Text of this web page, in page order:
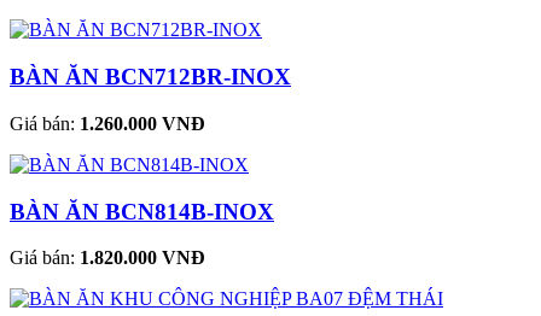
BÀN ĂN BCN712BR-INOX
Giá bán: 1.260.000 VNĐ
BÀN ĂN BCN814B-INOX
Giá bán: 1.820.000 VNĐ